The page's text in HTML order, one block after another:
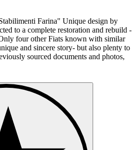
Farina" Unique design by
to a complete restoration and rebuild -
four other Fiats known with similar
and sincere story- but also plenty to
sourced documents and photos,